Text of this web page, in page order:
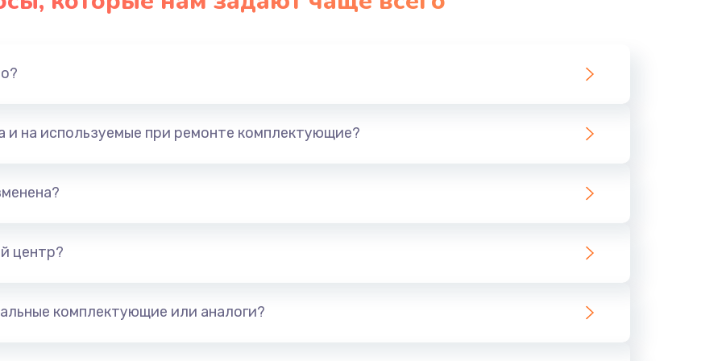
и на используемые при ремонте комплектующие?
центр?
комплектующие или аналоги?